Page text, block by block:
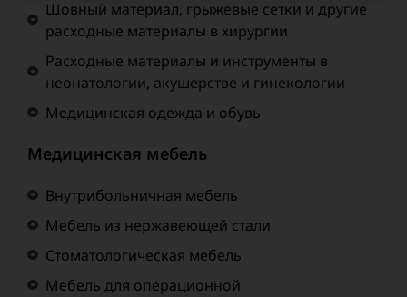
Шовный материал, грыжевые сетки и другие
расходные материалы в хирургии
Расходные материалы и инструменты в
неонатологии, акушерстве и гинекологии
Медицинская одежда и обувь
Медицинская мебель
Внутрибольничная мебель
Мебель из нержавеющей стали
Стоматологическая мебель
Мебель для операционной